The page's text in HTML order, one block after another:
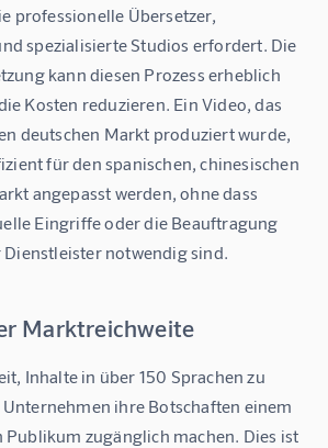
professionelle Übersetzer,
spezialisierte Studios erfordert. Die
kann diesen Prozess erheblich
Kosten reduzieren. Ein Video, das
deutschen Markt produziert wurde,
für den spanischen, chinesischen
angepasst werden, ohne dass
Eingriffe oder die Beauftragung
notwendig sind.
Marktreichweite
Inhalte in über 150 Sprachen zu
ihre Botschaften einem
Publikum zugänglich machen. Dies ist